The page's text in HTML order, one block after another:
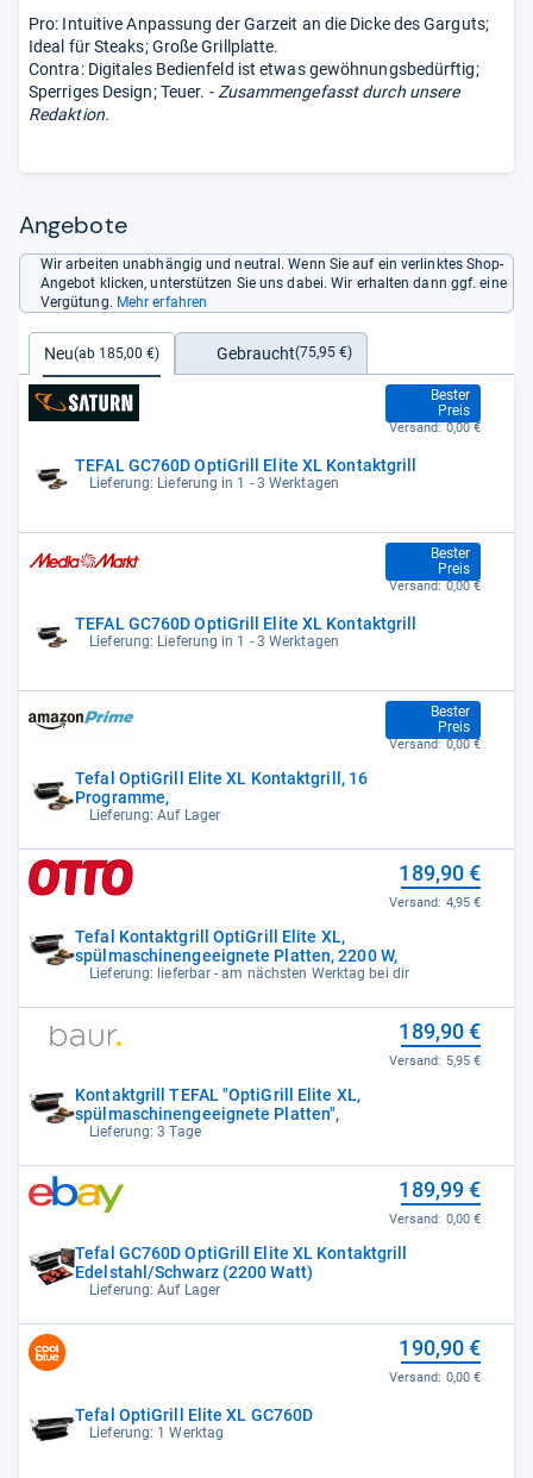
Pro: Intuitive Anpassung der Garzeit an die Dicke des Garguts;
Ideal für Steaks; Große Grillplatte.
Contra: Digitales Bedienfeld ist etwas gewöhnungsbedürftig;
Sperriges Design; Teuer. - Zusammengefasst durch unsere
Redaktion.
Angebote
Wir arbeiten unabhängig und neutral. Wenn Sie auf ein verlinktes Shop-
Angebot klicken, unterstützen Sie uns dabei. Wir erhalten dann ggf. eine
Vergütung. Mehr erfahren
Neu(ab 185,00 €) Gebraucht(75,95 €)
TEFAL GC760D OptiGrill Elite XL Kontaktgrill
Lieferung: Lieferung in 1 - 3 Werktagen
Bester
Preis
185,00 €
Versand: 0,00 €
TEFAL GC760D OptiGrill Elite XL Kontaktgrill
Lieferung: Lieferung in 1 - 3 Werktagen
Bester
Preis
185,00 €
Versand: 0,00 €
Tefal OptiGrill Elite XL Kontaktgrill, 16
Programme,
Lieferung: Auf Lager
Bester
Preis
185,00 €
Versand: 0,00 €
Tefal Kontaktgrill OptiGrill Elite XL,
spülmaschinengeeignete Platten, 2200 W,
Lieferung: lieferbar - am nächsten Werktag bei dir
189,90 €
Versand: 4,95 €
Kontaktgrill TEFAL "OptiGrill Elite XL,
spülmaschinengeeignete Platten",
Lieferung: 3 Tage
189,90 €
Versand: 5,95 €
Tefal GC760D OptiGrill Elite XL Kontaktgrill
Edelstahl/Schwarz (2200 Watt)
Lieferung: Auf Lager
189,99 €
Versand: 0,00 €
Tefal OptiGrill Elite XL GC760D
Lieferung: 1 Werktag
190,90 €
Versand: 0,00 €